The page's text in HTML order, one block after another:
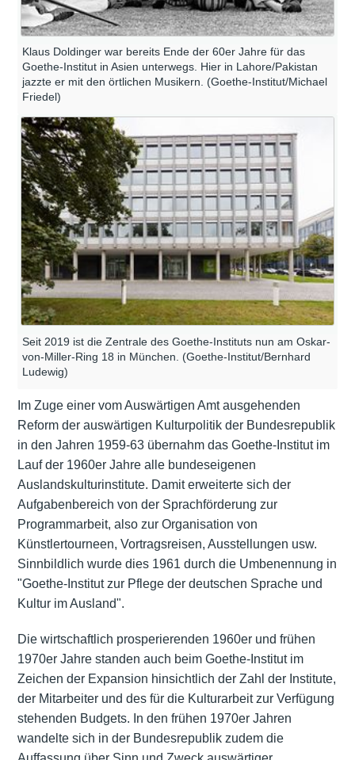
Klaus Doldinger war bereits Ende der 60er Jahre für das
Goethe-Institut in Asien unterwegs. Hier in Lahore/Pakistan
jazzte er mit den örtlichen Musikern. (Goethe-Institut/Michael
Friedel)
Seit 2019 ist die Zentrale des Goethe-Instituts nun am Oskar-
von-Miller-Ring 18 in München. (Goethe-Institut/Bernhard
Ludewig)
Im Zuge einer vom Auswärtigen Amt ausgehenden
Reform der auswärtigen Kulturpolitik der Bundesrepublik
in den Jahren 1959-63 übernahm das Goethe-Institut im
Lauf der 1960er Jahre alle bundeseigenen
Auslandskulturinstitute. Damit erweiterte sich der
Aufgabenbereich von der Sprachförderung zur
Programmarbeit, also zur Organisation von
Künstlertourneen, Vortragsreisen, Ausstellungen usw.
Sinnbildlich wurde dies 1961 durch die Umbenennung in
"Goethe-Institut zur Pflege der deutschen Sprache und
Kultur im Ausland".
Die wirtschaftlich prosperierenden 1960er und frühen
1970er Jahre standen auch beim Goethe-Institut im
Zeichen der Expansion hinsichtlich der Zahl der Institute,
der Mitarbeiter und des für die Kulturarbeit zur Verfügung
stehenden Budgets. In den frühen 1970er Jahren
wandelte sich in der Bundesrepublik zudem die